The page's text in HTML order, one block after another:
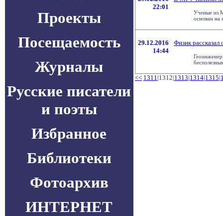
Проекты
Посещаемость
Журналы
Русские писатели
и поэты
Избранное
Библиотеки
Фотоархив
ИНТЕРНЕТ
22:01
Ученые из
основан на
29.12.2016
14:44
Физик
<< 1311|1312|1313|1314|1315|